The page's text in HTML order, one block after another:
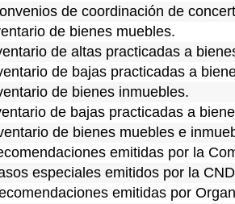
de coordinación de
de bienes muebles.
de altas practicadas a
de bajas practicadas a
de bienes inmuebles.
de bajas practicadas a
de bienes muebles e
emitidas por la
especiales emitidos por la
emitidas por